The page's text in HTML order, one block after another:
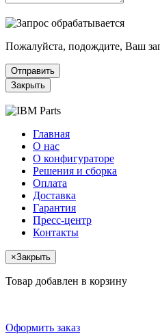
Пожалуйста, подождите, Ваш
Отправить
Закрыть
Главная
О нас
О конфигураторе
Решения и сборка
Оплата
Доставка
Гарантия
Пресс-центр
Контакты
×Закрыть
Товар добавлен в корзину
Оформить заказ